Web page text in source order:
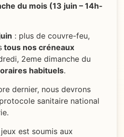
du mois (13 juin – 14h-
: plus de couvre-feu,
tous nos créneaux
2eme dimanche du
habituels.
dernier, nous devrons
sanitaire national
est soumis aux